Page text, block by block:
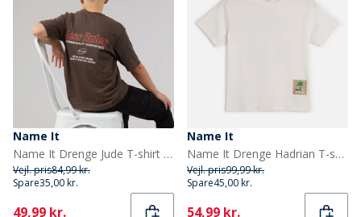
Name It
Name It Drenge Jude T-shirt Chocolate Brown
Vejl. pris84,99 kr.
Spare35,00 kr.
Current
49,99 kr.
Name It
Name It Drenge Hadrian T-shirt Cloud Dancer/Football
Vejl. pris99,99 kr.
Spare45,00 kr.
Current
54,99 kr.